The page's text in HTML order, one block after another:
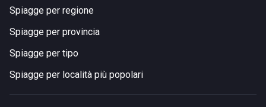
Spiagge per regione
Spiagge per provincia
Spiagge per tipo
Spiagge per località più popolari